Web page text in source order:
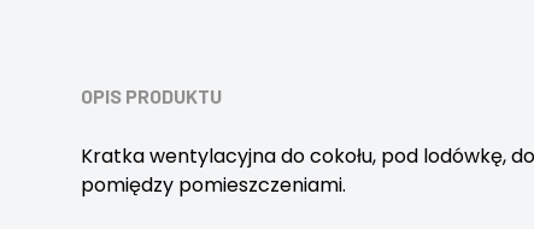
OPIS PRODUKTU
Kratka wentylacyjna do cokołu, pod lodówkę,
pomiędzy pomieszczeniami.